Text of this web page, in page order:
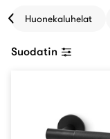
Huonekaluhelat
Suodatin